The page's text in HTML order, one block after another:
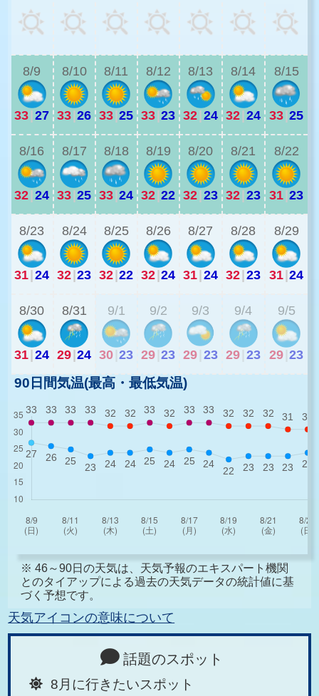
8/9
33 27
8/10
33 26
8/11
33 25
8/12
33 23
8/13
32 24
8/14
32 24
8/15
33 25
8/16
32 24
8/17
33 25
8/18
33 24
8/19
32 22
8/20
32 23
8/21
32 23
8/22
31 23
8/23
31 24
8/24
32 23
8/25
32 22
8/26
32 24
8/27
31 24
8/28
32 23
8/29
31 24
8/30
31 24
8/31
29 24
9/1
30 23
9/2
29 23
9/3
29 23
9/4
29 23
9/5
29 23
90日間気温(最高・最低気温)
※ 46～90日の天気は、天気予報のエキスパート機関
とのタイアップによる過去の天気データの統計値に基
づく予想です。
天気アイコンの意味について
話題のスポット
8月に行きたいスポット